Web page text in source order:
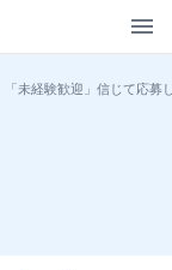
「未経験歓迎」信じて応